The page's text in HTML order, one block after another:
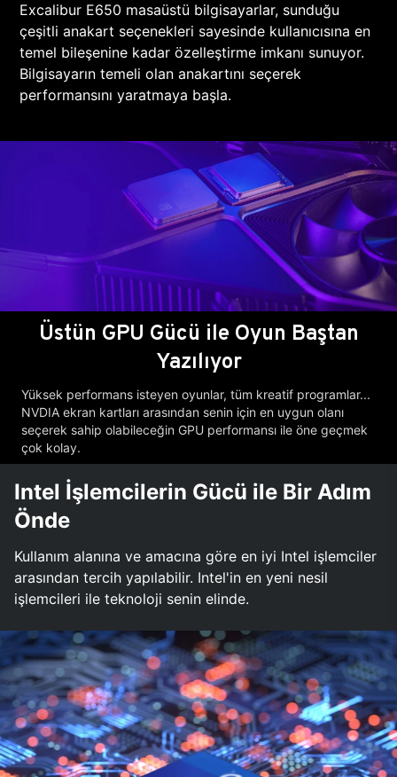
Excalibur E650 masaüstü bilgisayarlar, sunduğu
çeşitli anakart seçenekleri sayesinde kullanıcısına en
temel bileşenine kadar özelleştirme imkanı sunuyor.
Bilgisayarın temeli olan anakartını seçerek
performansını yaratmaya başla.
Üstün GPU Gücü ile Oyun Baştan
Yazılıyor
Yüksek performans isteyen oyunlar, tüm kreatif programlar...
NVDIA ekran kartları arasından senin için en uygun olanı
seçerek sahip olabileceğin GPU performansı ile öne geçmek
çok kolay.
Intel İşlemcilerin Gücü ile Bir Adım
Önde
Kullanım alanına ve amacına göre en iyi Intel işlemciler
arasından tercih yapılabilir. Intel'in en yeni nesil
işlemcileri ile teknoloji senin elinde.